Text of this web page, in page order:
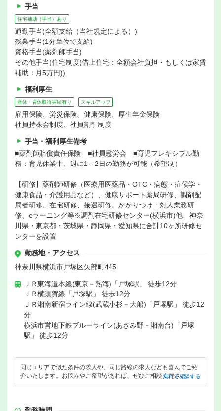
手当
住宅補助（手当）あり
通勤手当(全額支給（当社規定による）)
残業手当(1分単位で支給)
資格手当(薬剤師手当)
その他手当(住宅制度(借上住宅：全額会社負担・もしくは家賃
補助：月5万円))
福利厚生
産休・育休取得実績有り スキルアップ
雇用保険、労災保険、健康保険、厚生年金保険
社員持株会制度、社員割引制度
手当・福利厚生備考
■薬剤師賠償責任保険 ■社員慰労会 ■育児フレキシブル勤
務：育児休業中、週に1～2日の勤務が可能（希望制）
【研修】薬剤師研修（医療用医薬品・OTC・病態・症候学・
健康食品・介護用品など）、健康サポート薬局研修、調剤配
属者研修、在宅研修、接遇研修、かかりつけ・対人業務研
修、eラーニング等※調剤在宅研修センター(横浜市)他、神奈
川県・東京都・茨城県・静岡県・愛知県に合計10ヶ所研修セ
ンターを設置
勤務地・アクセス
神奈川県横浜市戸塚区矢部町445
ＪＲ東海道本線(東京－熱海)「戸塚駅」 徒歩12分
ＪＲ横須賀線「戸塚駅」 徒歩12分
ＪＲ湘南新宿ライン線(武蔵小杉－大船)「戸塚駅」 徒歩12
分
横浜市営地下鉄ブルーライン(あざみ野－湘南台)「戸塚
駅」 徒歩12分
同じエリアで似た条件の求人や、同じ路線の求人なども喜んでご紹
介いたします。お悩みやご希望があれば、ぜひご相談ください。
無料で相談する